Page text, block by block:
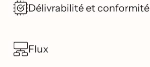
Délivrabilité et conformité
Flux